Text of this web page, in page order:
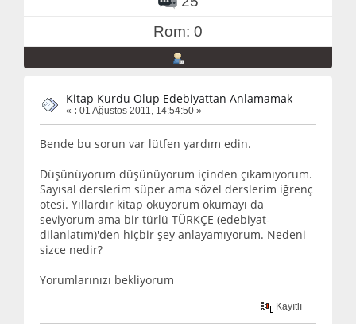
Rom: 0
Kitap Kurdu Olup Edebiyattan Anlamamak
« : 01 Ağustos 2011, 14:54:50 »
Bende bu sorun var lütfen yardım edin.
Düşünüyorum düşünüyorum içinden çıkamıyorum.
Sayısal derslerim süper ama sözel derslerim iğrenç
ötesi. Yıllardır kitap okuyorum okumayı da
seviyorum ama bir türlü TÜRKÇE (edebiyat-
dilanlatım)'den hiçbir şey anlayamıyorum. Nedeni
sizce nedir?
Yorumlarınızı bekliyorum
Kayıtlı